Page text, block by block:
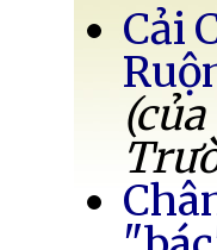
Cải
(của